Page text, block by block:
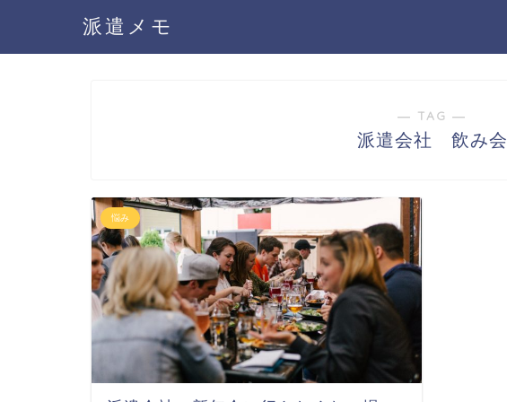
派遣メモ
― TAG ―
派遣会社 飲み会
悩み